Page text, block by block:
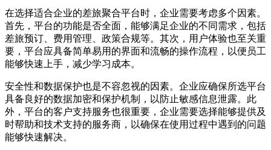
在选择适合企业的差旅聚合平台时，企业需要考虑多个因素。
首先，平台的功能是否全面，能够满足企业的不同需求，包括
差旅预订、费用管理、政策合规等。其次，用户体验也至关重
要，平台应具备简单易用的界面和流畅的操作流程，以便员工
能够快速上手，减少学习成本。
安全性和数据保护也是不容忽视的因素。企业应确保所选平台
具备良好的数据加密和保护机制，以防止敏感信息泄露。此
外，平台的客户支持服务也很重要，企业需要选择能够提供及
时帮助和技术支持的服务商，以确保在使用过程中遇到的问题
能够快速解决。